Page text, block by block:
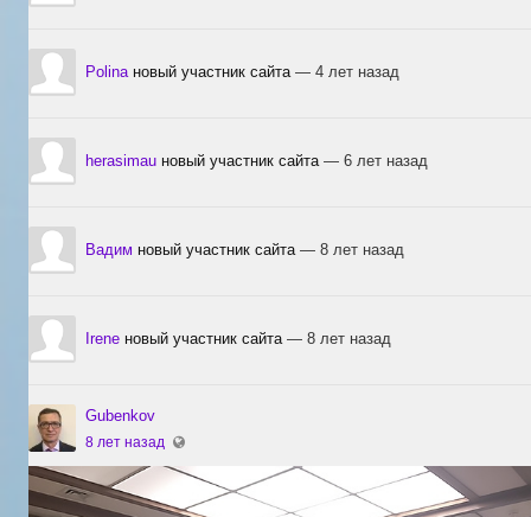
Polina новый участник сайта — 4 лет назад
herasimau новый участник сайта — 6 лет назад
Вадим новый участник сайта — 8 лет назад
Irene новый участник сайта — 8 лет назад
Gubenkov
8 лет назад